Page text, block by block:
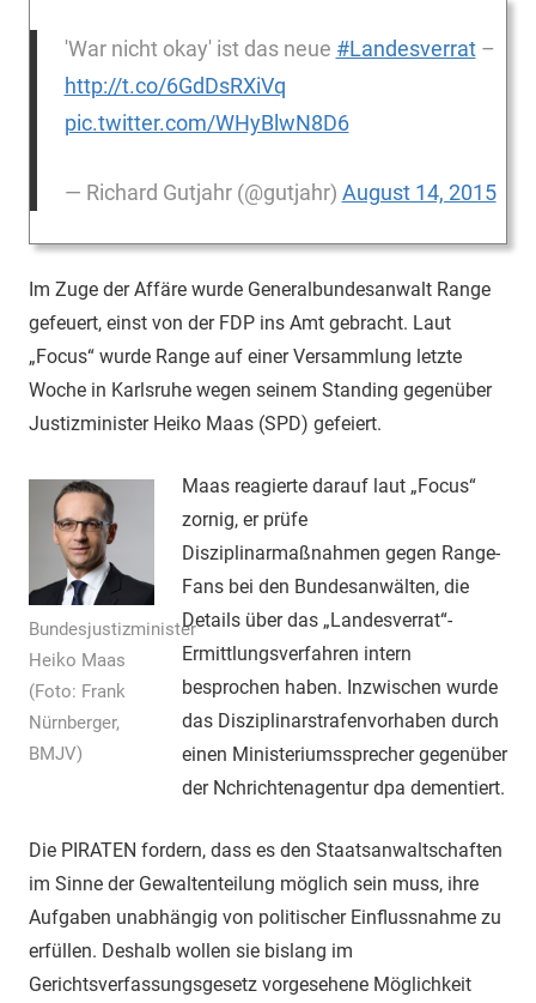
'War nicht okay' ist das neue #Landesverrat–
http://t.co/6GdDsRXiVq
pic.twitter.com/WHyBlwN8D6
— Richard Gutjahr (@gutjahr) August 14, 2015
Im Zuge der Affäre wurde Generalbundesanwalt Range
gefeuert, einst von der FDP ins Amt gebracht. Laut
„Focus“ wurde Range auf einer Versammlung letzte
Woche in Karlsruhe wegen seinem Standing gegenüber
Justizminister Heiko Maas (SPD) gefeiert.
Bundesjustizminister
Heiko Maas
(Foto: Frank
Nürnberger,
BMJV)
Maas reagierte darauf laut „Focus“
zornig, er prüfe
Disziplinarmaßnahmen gegen Range-
Fans bei den Bundesanwälten, die
Details über das „Landesverrat“-
Ermittlungsverfahren intern
besprochen haben. Inzwischen wurde
das Disziplinarstrafenvorhaben durch
einen Ministeriumssprecher gegenüber
der Nchrichtenagentur dpa dementiert.
Die PIRATEN fordern, dass es den Staatsanwaltschaften
im Sinne der Gewaltenteilung möglich sein muss, ihre
Aufgaben unabhängig von politischer Einflussnahme zu
erfüllen. Deshalb wollen sie bislang im
Gerichtsverfassungsgesetz vorgesehene Möglichkeit